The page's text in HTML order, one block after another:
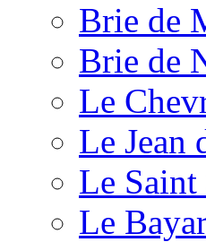
Brie de
Brie de
Le
Le Jean
Le Saint
Le